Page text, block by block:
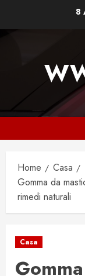
8
Home
Casa
Gomma da
rimedi naturali
Casa